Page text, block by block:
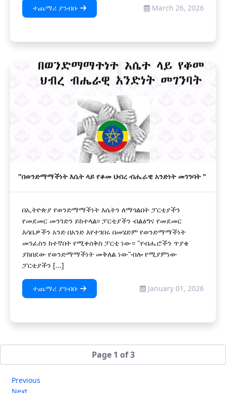
ተጨማሪ ያንብቡ March 26, 2026
"በወንድማማችነት እሴት ላይ የቆመ ህብረ ብሔራዊ አንድነት መገንባት "
በኢትዮጵያ የወንድማማችነት እሴትን ለማጎልበት ፓርቲያችን
የመደመር መንገድን ይከተላል፡፡ ፓርቲያችን ብልፅግና የመደመር
እሳቤዎችን አንድ በአንድ እየተገበሩ በመሄድም የወንድማማችነት
መንፈስን ከተኛበት የሚቀሰቅስ ፓርቲ ነው። "የብሔሮችን ጥያቄ
ያከበደው የወንድማማችነት መቅለል ነው"ብሎ የሚያምነው
ፓርቲያችን [...]
ተጨማሪ ያንብቡ January 01, 2026
Page 1 of 3
Previous